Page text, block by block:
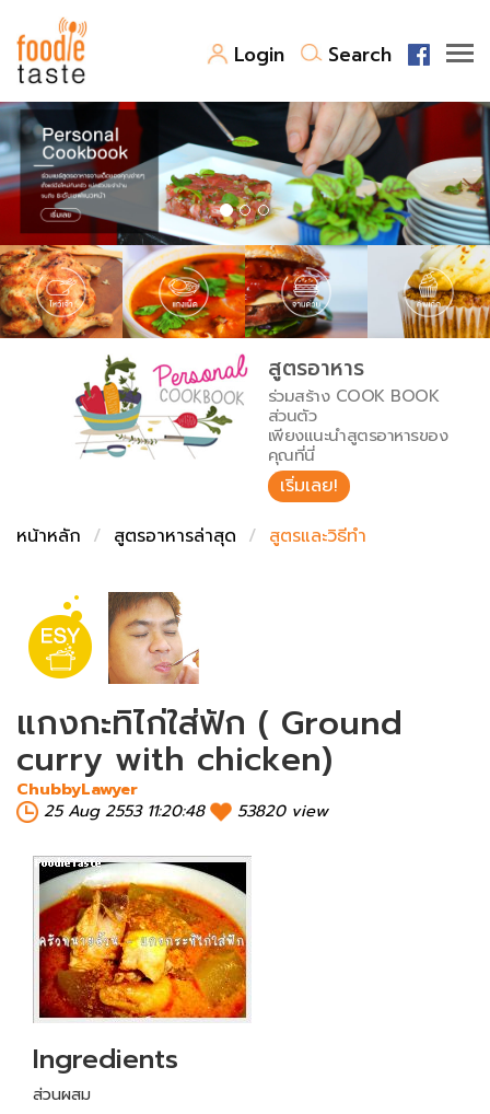
Login Search
สูตรอาหาร
สูตรอาหารล่าสุด
Top Foodie
พาไปชิม
สารพันก้นครัว
เคล็ดลับน่ารู้
เปรียบเทียบหน่วยการตวง
เปรียบเทียบอุณหภูมิ
เปรียบเทียบน้ำหนักวัตถุดิบ
FoodPedia
สร้าง Cookbook
สูตรอาหาร
ร่วมสร้าง COOK BOOK
ส่วนตัว
เพียงแนะนำสูตรอาหารของ
คุณที่นี่
เริ่มเลย!
หน้าหลัก
สูตรอาหารล่าสุด สูตรและวิธีทำ
แกงกะทิไก่ใส่ฟัก ( Ground
curry with chicken)
ChubbyLawyer
25 Aug 2553 11:20:48
53820 view
Ingredients
ส่วนผสม